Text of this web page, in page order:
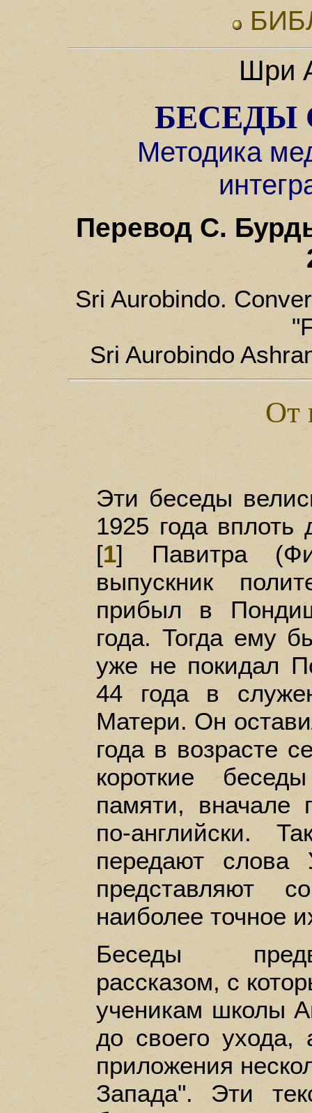
Шри
БЕСЕДЫ
Методика
Перевод С.
Sri Aurobindo.
Sri Aurobindo
От
Эти беседы
1925 года вплоть
[1] Павитра
выпускник
прибыл в
года. Тогда ему
уже не покидал
44 года в
Матери. Он
года в возрасте
короткие
памяти, вначале
по-английски.
передают слова
представляют
наиболее точное
Беседы
рассказом, с
ученикам школы
до своего
приложения
Запада". Эти